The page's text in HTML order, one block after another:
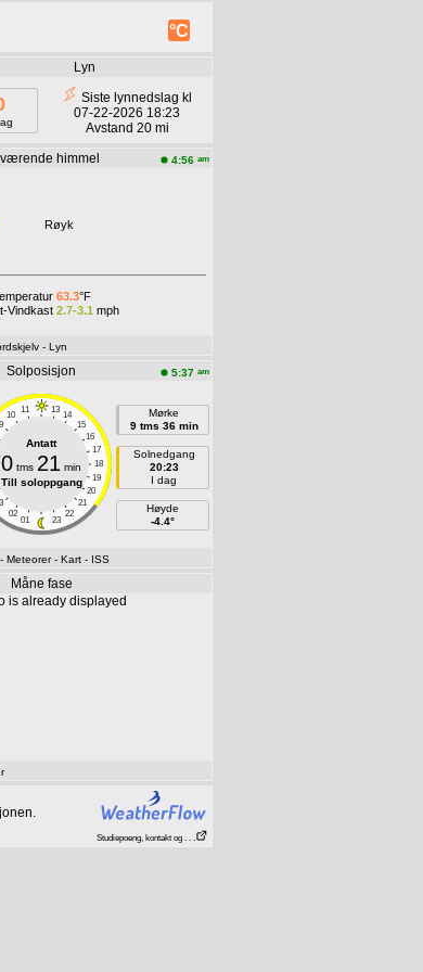
°C
Lyn
Siste lynnedslag kl
07-22-2026 18:23
Avstand 20 mi
himmel 4:56 am
Røyk
63.3°F
Vindkast 2.7-3.1 mph
- Lyn
Solposisjon 5:37 am
11 13
10
14
15
16
17
18
19
20
21
02
22
01 23
Antatt
0 tms 21 min
Till soloppgang
Mørke
9 tms 36 min
Solnedgang
20:23
I dag
Høyde
-4.4°
- Meteorer - Kart - ISS
Måne fase
is already displayed
Studiepoeng, kontakt og . . .